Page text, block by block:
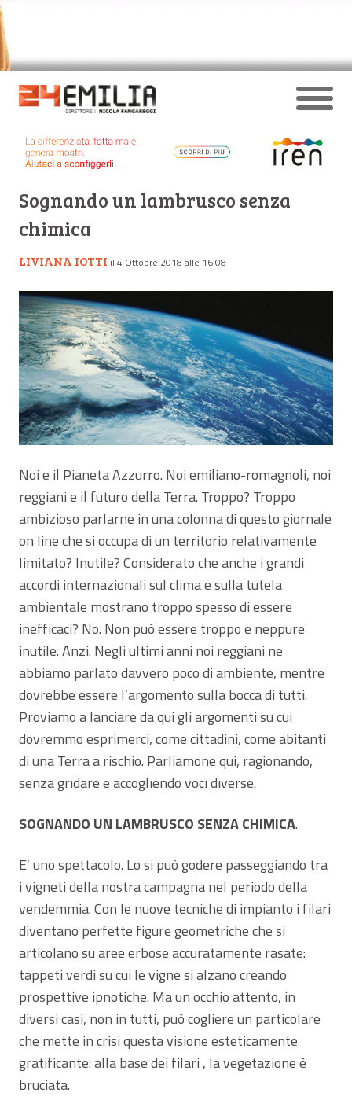
Sognando un lambrusco senza
chimica
LIVIANA IOTTI il 4 Ottobre 2018 alle 16:08
Noi e il Pianeta Azzurro. Noi emiliano-romagnoli, noi
reggiani e il futuro della Terra. Troppo? Troppo
ambizioso parlarne in una colonna di questo giornale
on line che si occupa di un territorio relativamente
limitato? Inutile? Considerato che anche i grandi
accordi internazionali sul clima e sulla tutela
ambientale mostrano troppo spesso di essere
inefficaci? No. Non può essere troppo e neppure
inutile. Anzi. Negli ultimi anni noi reggiani ne
abbiamo parlato davvero poco di ambiente, mentre
dovrebbe essere l’argomento sulla bocca di tutti.
Proviamo a lanciare da qui gli argomenti su cui
dovremmo esprimerci, come cittadini, come abitanti
di una Terra a rischio. Parliamone qui, ragionando,
senza gridare e accogliendo voci diverse.
SOGNANDO UN LAMBRUSCO SENZA CHIMICA.
E’ uno spettacolo. Lo si può godere passeggiando tra
i vigneti della nostra campagna nel periodo della
vendemmia. Con le nuove tecniche di impianto i filari
diventano perfette figure geometriche che si
articolano su aree erbose accuratamente rasate:
tappeti verdi su cui le vigne si alzano creando
prospettive ipnotiche. Ma un occhio attento, in
diversi casi, non in tutti, può cogliere un particolare
che mette in crisi questa visione esteticamente
gratificante: alla base dei filari , la vegetazione è
bruciata.